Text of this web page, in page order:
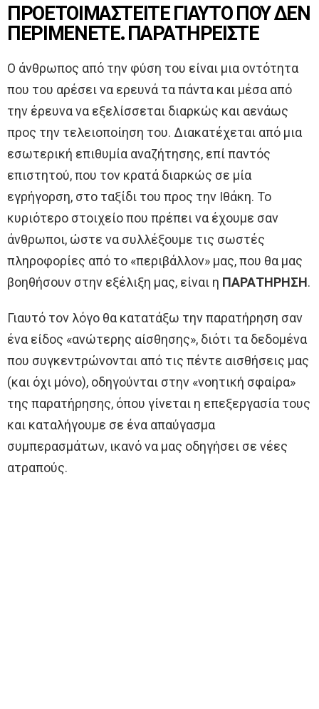
ΠΡΟΕΤΟΙΜΑΣΤΕΙΤΕ ΓΙΑΥΤΟ ΠΟΥ ΔΕΝ
ΠΕΡΙΜΕΝΕΤΕ. ΠΑΡΑΤΗΡΕΙΣΤΕ
Ο άνθρωπος από την φύση του είναι μια οντότητα
που του αρέσει να ερευνά τα πάντα και μέσα από
την έρευνα να εξελίσσεται διαρκώς και αενάως
προς την τελειοποίηση του. Διακατέχεται από μια
εσωτερική επιθυμία αναζήτησης, επί παντός
επιστητού, που τον κρατά διαρκώς σε μία
εγρήγορση, στο ταξίδι του προς την Ιθάκη. Το
κυριότερο στοιχείο που πρέπει να έχουμε σαν
άνθρωποι, ώστε να συλλέξουμε τις σωστές
πληροφορίες από το «περιβάλλον» μας, που θα μας
βοηθήσουν στην εξέλιξη μας, είναι η ΠΑΡΑΤΗΡΗΣΗ.
Γιαυτό τον λόγο θα κατατάξω την παρατήρηση σαν
ένα είδος «ανώτερης αίσθησης», διότι τα δεδομένα
που συγκεντρώνονται από τις πέντε αισθήσεις μας
(και όχι μόνο), οδηγούνται στην «νοητική σφαίρα»
της παρατήρησης, όπου γίνεται η επεξεργασία τους
και καταλήγουμε σε ένα απαύγασμα
συμπερασμάτων, ικανό να μας οδηγήσει σε νέες
ατραπούς.